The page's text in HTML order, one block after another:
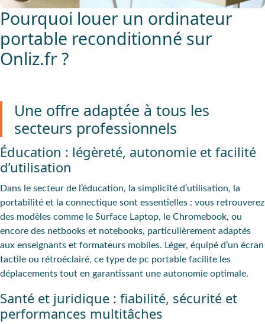
Pourquoi louer un ordinateur
portable reconditionné sur
Onliz.fr ?
Une offre adaptée à tous les
secteurs professionnels
Éducation : légèreté, autonomie et facilité
d’utilisation
Dans le secteur de l’éducation, la simplicité d’utilisation, la
portabilité et la connectique sont essentielles : vous retrouverez
des modèles comme le Surface Laptop, le Chromebook, ou
encore des netbooks et notebooks, particulièrement adaptés
aux enseignants et formateurs mobiles. Léger, équipé d’un écran
tactile ou rétroéclairé, ce type de pc portable facilite les
déplacements tout en garantissant une autonomie optimale.
Santé et juridique : fiabilité, sécurité et
performances multitâches